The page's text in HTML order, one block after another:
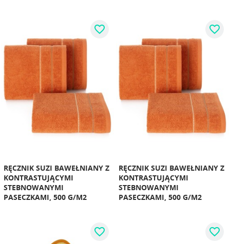
RĘCZNIK SUZI BAWEŁNIANY Z
KONTRASTUJĄCYMI
STEBNOWANYMI
PASECZKAMI, 500 G/M2
favorite_border
RĘCZNIK SUZI BAWEŁNIANY Z
KONTRASTUJĄCYMI
STEBNOWANYMI
PASECZKAMI, 500 G/M2
favorite_border
favorite_border favorite_border